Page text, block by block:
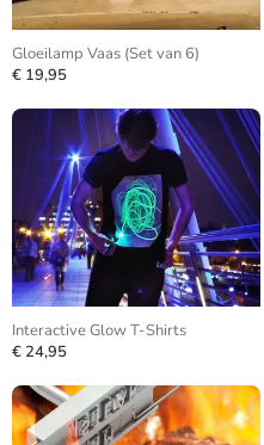
Gloeilamp Vaas (Set van 6)
€ 19,95
Interactive Glow T-Shirts
€ 24,95